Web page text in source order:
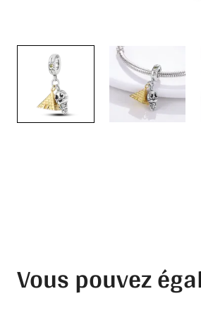
Vous pouvez